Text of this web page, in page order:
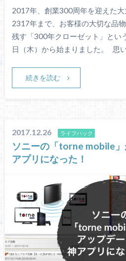
2017年、創業300周年を迎えた
2317年まで、お客様の大切な品
残す「300年クローゼット」とい
日（木）から始まりました。 思
続きを読む
2017.12.26 ライフハック
ソニーの「torne mobile
アプリになった！